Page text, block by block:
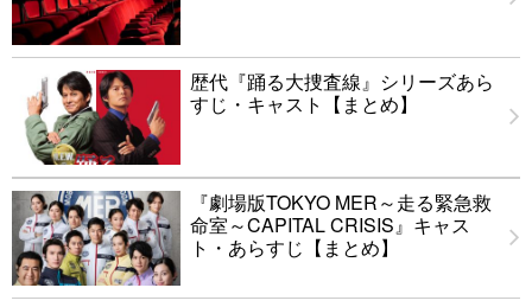
歴代『踊る大捜査線』シリーズあら
すじ・キャスト【まとめ】
『劇場版TOKYO MER～走る緊急救
命室～CAPITAL CRISIS』キャス
ト・あらすじ【まとめ】